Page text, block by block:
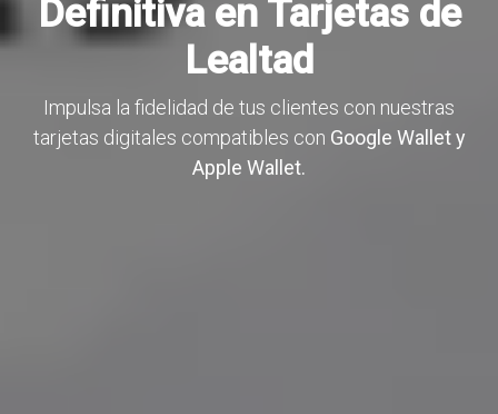
Definitiva en Tarjetas de
Lealtad
Impulsa la fidelidad de tus clientes con nuestras
tarjetas digitales compatibles con Google Wallet y
Apple Wallet.